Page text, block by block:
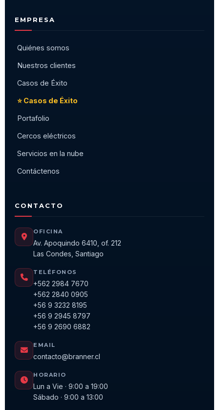
EMPRESA
Quiénes somos
Nuestros clientes
Casos de Éxito
⭐ Casos de Éxito
Portafolio
Cercos eléctricos
Servicios en la nube
Contáctenos
CONTACTO
OFICINA
Av. Apoquindo 6410, of. 212
Las Condes, Santiago
TELÉFONOS
+562 2984 7670
+562 2840 0905
+56 9 3232 8195
+56 9 2945 8797
+56 9 2690 6882
EMAIL
contacto@branner.cl
HORARIO
Lun a Vie · 9:00 a 19:00
Sábado · 9:00 a 13:00